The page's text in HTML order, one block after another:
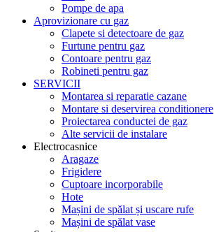
Pompe de apa
Aprovizionare cu gaz
Clapete si detectoare de gaz
Furtune pentru gaz
Contoare pentru gaz
Robineti pentru gaz
SERVICII
Montarea si reparatie cazane
Montare si deservirea conditionere
Proiectarea conductei de gaz
Alte servicii de instalare
Electrocasnice
Aragaze
Frigidere
Cuptoare incorporabile
Hote
Mașini de spălat și uscare rufe
Mașini de spălat vase